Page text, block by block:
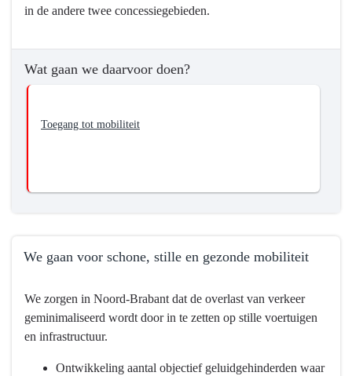
voor
iedereen.
in de andere twee concessiegebieden.
Wat gaan we daarvoor doen?
Toegang tot mobiliteit
We gaan voor schone, stille en gezonde mobiliteit
naar
navigatie
Programma
We zorgen in Noord-Brabant dat de overlast van verkeer
geminimaliseerd wordt door in te zetten op stille voertuigen
en infrastructuur.
Ontwikkeling aantal objectief geluidgehinderden waar